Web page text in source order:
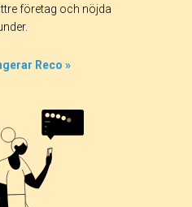
företag och nöjda
Reco »